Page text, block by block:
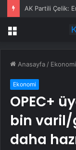
Menü
Anasayfa / Ekonomi
Ekonomi
OPEC+
bin varil/
daha